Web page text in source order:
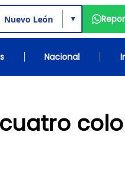
▼
Nacional